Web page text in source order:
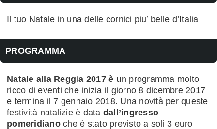
Il tuo Natale in una delle cornici piu’ belle d’Italia
PROGRAMMA
Natale alla Reggia 2017 è un programma molto
ricco di eventi che inizia il giorno 8 dicembre 2017
e termina il 7 gennaio 2018. Una novità per queste
festività natalizie è data dall’ingresso
pomeridianoche è stato previsto a soli 3 euro